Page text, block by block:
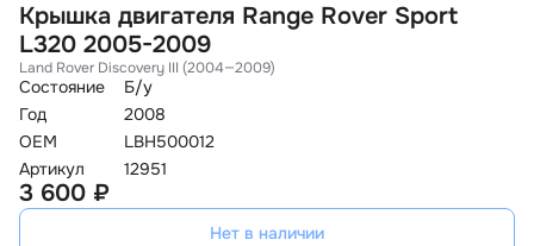
Крышка двигателя Range Rover Sport
L320 2005-2009
Land Rover Discovery III (2004—2009)
Состояние
Б/у
Год
2008
OEM
LBH500012
Артикул
12951
3 600 ₽
Нет в наличии